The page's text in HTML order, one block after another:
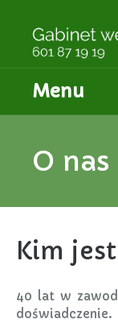
Menu
O nas
Kim
40 lat w